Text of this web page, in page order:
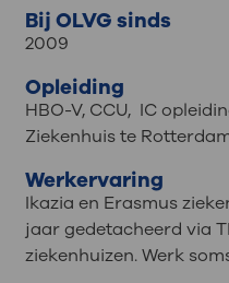
Bij OLVG sinds
2009
Opleiding
HBO-V, CCU, IC
Ziekenhuis te
Werkervaring
Ikazia en Erasmus
jaar gedetacheerd via
ziekenhuizen. Werk